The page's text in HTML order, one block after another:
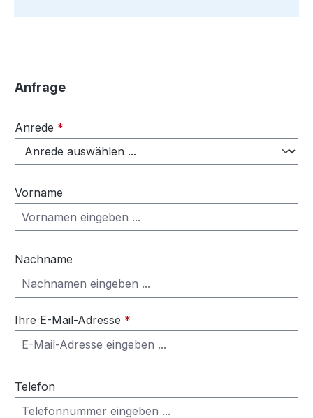
Anfrage
Anrede *
Vorname
Nachname
Ihre E-Mail-Adresse *
Telefon